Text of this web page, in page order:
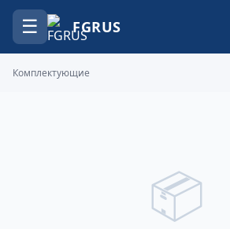
☰ FGRUS
Комплектующие
📦